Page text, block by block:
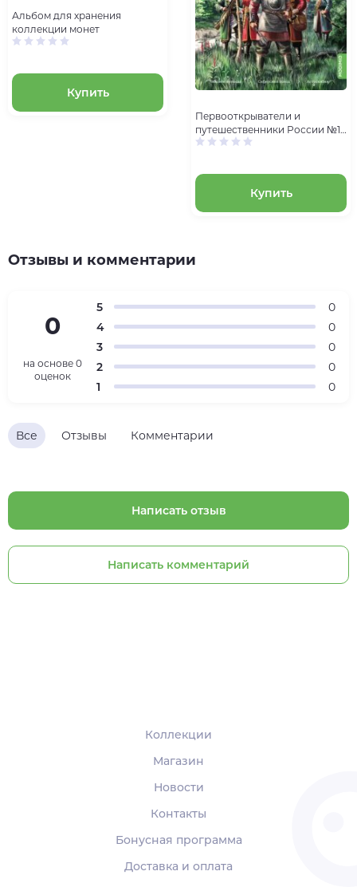
Альбом для хранения
коллекции монет
Купить
Первооткрыватели и
путешественники России №1,
Ермак Тимофеевич
Купить
Отзывы и комментарии
Все Отзывы Комментарии
Написать отзыв
Написать комментарий
0
на основе 0
оценок
5
0
4
0
3
0
2
0
1
0
Коллекции
Магазин
Новости
Контакты
Бонусная программа
Доставка и оплата